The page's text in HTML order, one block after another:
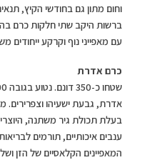
וחום מתון גם בחודשי הקיץ,
עם מאפייני נוף וקרקע ייחודים
כרם אדרת
אדרת, גבעת ישעיהו וצפרירים.
בעלת תכולת גיר משתנה,
ענבים איכותיים, תורמים
המאפיינים הקלאסיים של הזן